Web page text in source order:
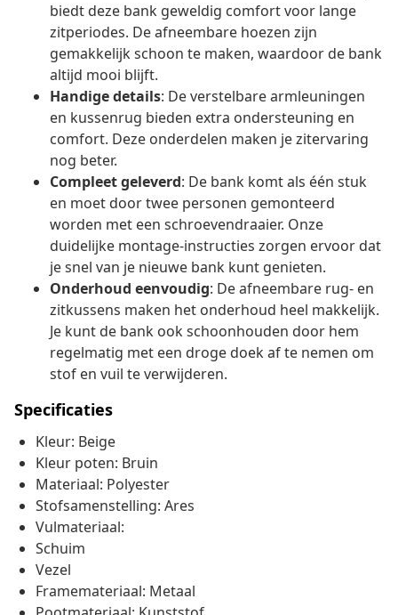
biedt deze bank geweldig comfort voor lange
zitperiodes. De afneembare hoezen zijn
gemakkelijk schoon te maken, waardoor de bank
altijd mooi blijft.
Handige details: De verstelbare armleuningen
en kussenrug bieden extra ondersteuning en
comfort. Deze onderdelen maken je zitervaring
nog beter.
Compleet geleverd: De bank komt als één stuk
en moet door twee personen gemonteerd
worden met een schroevendraaier. Onze
duidelijke montage-instructies zorgen ervoor dat
je snel van je nieuwe bank kunt genieten.
Onderhoud eenvoudig: De afneembare rug- en
zitkussens maken het onderhoud heel makkelijk.
Je kunt de bank ook schoonhouden door hem
regelmatig met een droge doek af te nemen om
stof en vuil te verwijderen.
Specificaties
Kleur: Beige
Kleur poten: Bruin
Materiaal: Polyester
Stofsamenstelling: Ares
Vulmateriaal:
Schuim
Vezel
Framemateriaal: Metaal